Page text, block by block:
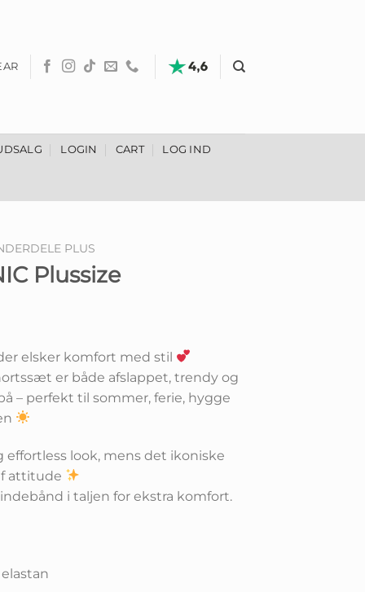
LOGIN CART LOG IND
PLUS
Plussize
elsker komfort med stil
er både afslappet, trendy og
– perfekt til sommer, ferie, hygge
effortless look, mens det ikoniske
attitude
i taljen for ekstra komfort.